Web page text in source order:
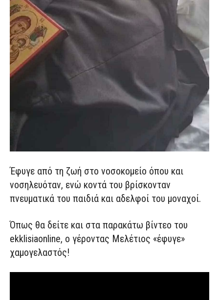
Έφυγε από τη ζωή στο νοσοκομείο όπου και
νοσηλευόταν, ενώ κοντά του βρίσκονταν
πνευματικά του παιδιά και αδελφοί του μοναχοί.
Όπως θα δείτε και στα παρακάτω βίντεο του
ekklisiaonline, ο γέροντας Μελέτιος «έφυγε»
χαμογελαστός!